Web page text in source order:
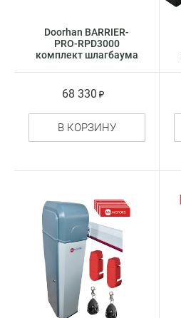
Doorhan BARRIER-
PRO-RPD3000
комплект шлагбаума
68 330
В КОРЗИНУ